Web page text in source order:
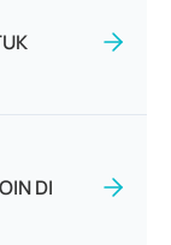
DI